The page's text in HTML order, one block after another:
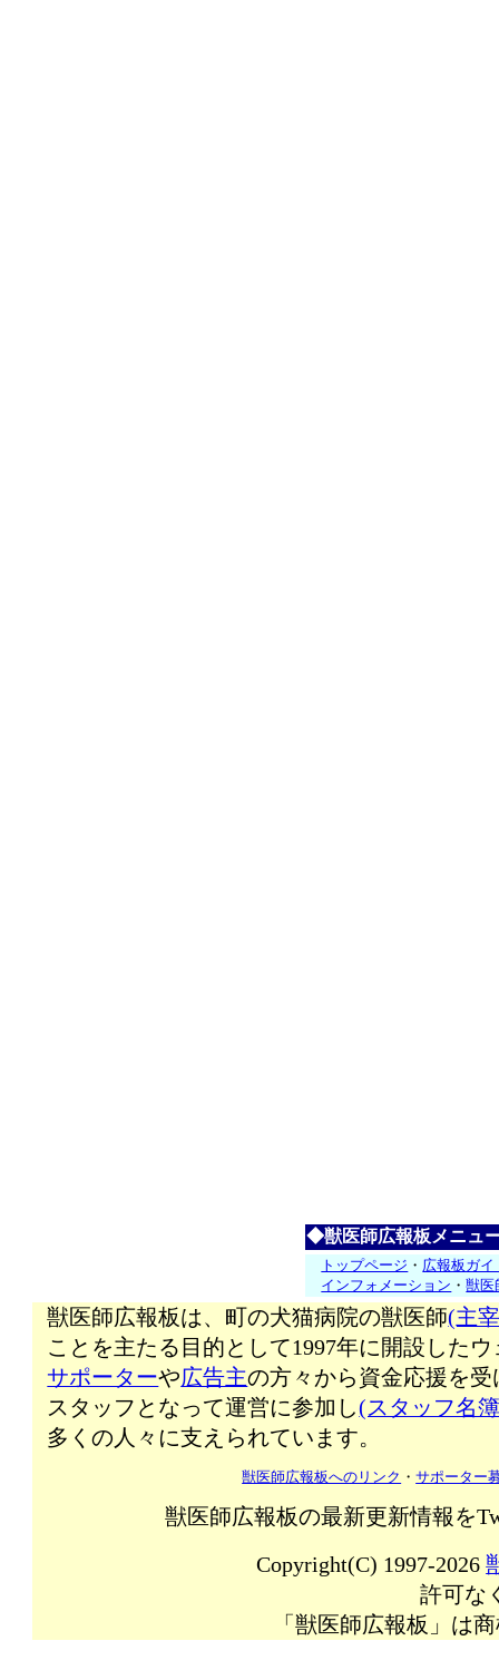
◆獣医師広報板メニュ
トップページ ・ 広報板ガイ
インフォメーション ・獣医
獣医師広報板は、町の犬猫病院の獣医師(主
ことを主たる目的として1997年に開設した
サポーターや広告主の方々から資金応援を受
スタッフとなって運営に参加し(スタッフ名
多くの人々に支えられています。
獣医師広報板へのリンク ・サポーター
獣医師広報板の最新更新情報を
Copyright(C) 1997-2026
許可な
「獣医師広報板」は